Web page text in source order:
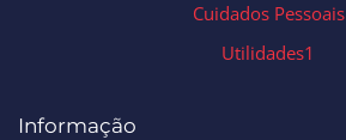
Cuidados Pessoais
Utilidades1
Informação